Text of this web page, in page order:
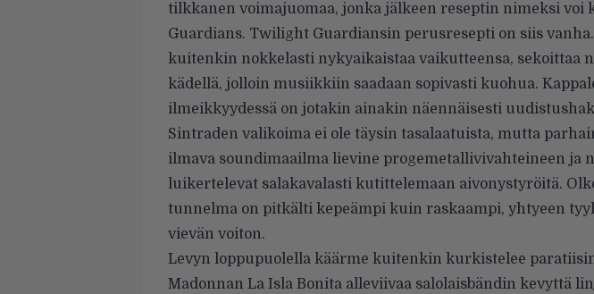
tilkkanen voimajuomaa, jonka jälkeen reseptin nimeksi
Guardians. Twilight Guardiansin perusresepti on siis vanha.
kuitenkin nokkelasti nykyaikaistaa vaikutteensa, sekoittaa
kädellä, jolloin musiikkiin saadaan sopivasti kuohua.
ilmeikkyydessä on jotakin ainakin näennäisesti
Sintraden valikoima ei ole täysin tasalaatuista, mutta
ilmava soundimaailma lievine progemetallivivahteineen ja
luikertelevat salakavalasti kutittelemaan aivonystyröitä.
tunnelma on pitkälti kepeämpi kuin raskaampi, yhtyeen
vievän voiton.
Levyn loppupuolella käärme kuitenkin kurkistelee
Madonnan La Isla Bonita alleviivaa salolaisbändin kevyttä